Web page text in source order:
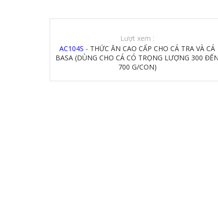
Lượt xem :
AC104S - THỨC ĂN CAO CẤP CHO CÁ TRA VÀ CÁ
BASA (DÙNG CHO CÁ CÓ TRỌNG LƯỢNG 300
700 G/CON)